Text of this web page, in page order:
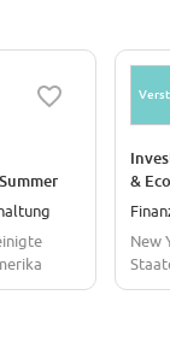
&
New